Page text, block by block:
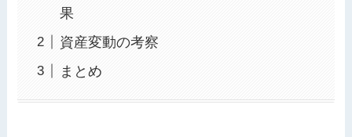
果
資産変動の考察
まとめ